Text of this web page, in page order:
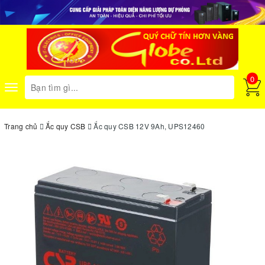
Toggle
navigation
0
Trang chủ Ắc quy CSB Ắc quy CSB 12V 9Ah, UPS12460